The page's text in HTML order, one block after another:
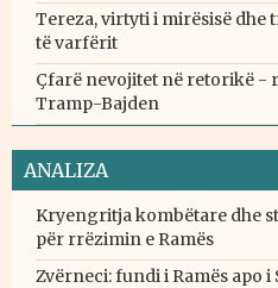
Tereza, virtyti i mirësisë
të varfërit
Çfarë nevojitet në retorikë -
Tramp-Bajden
ANALIZA
Kryengritja kombëtare dhe
për rrëzimin e Ramës
Zvërneci: fundi i Ramës apo i